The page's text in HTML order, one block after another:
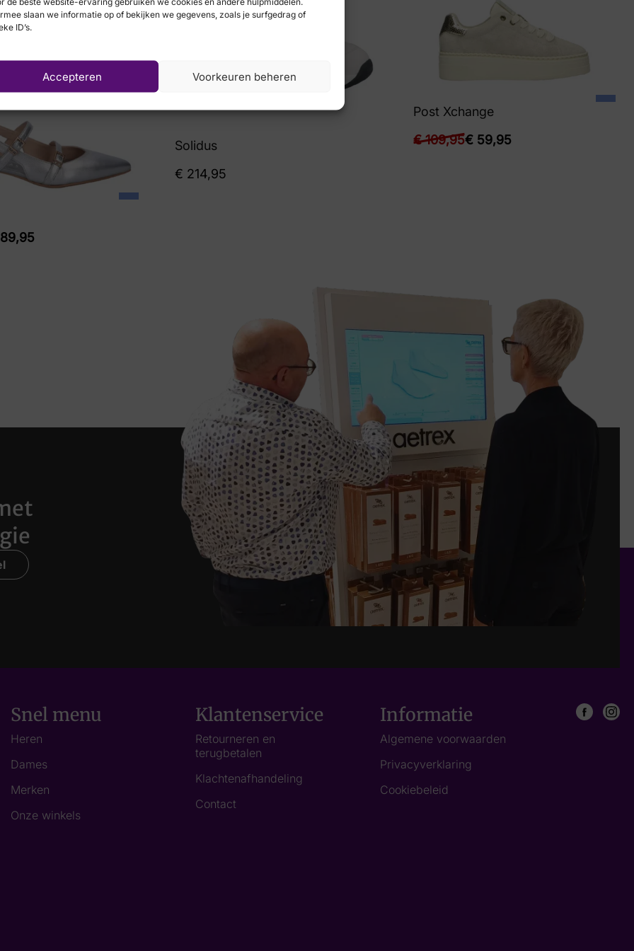
slaan we informatie op of bekijken we gegevens, zoals je surfgedrag of
ID’s.
Accepteren Voorkeuren beheren
Solidus
€ 214,95
Post Xchange
€109,95€ 59,95
Snel menu
Heren
Dames
Merken
Onze winkels
Klantenservice
Retourneren en
terugbetalen
Klachtenafhandeling
Contact
Informatie
Algemene voorwaarden
Privacyverklaring
Cookiebeleid